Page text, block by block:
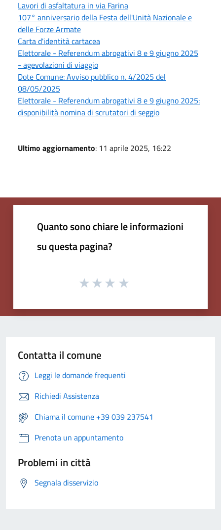
Lavori di asfaltatura in via Farina
107° anniversario della Festa dell'Unità Nazionale e
delle Forze Armate
Carta d'identità cartacea
Elettorale - Referendum abrogativi 8 e 9 giugno 2025
- agevolazioni di viaggio
Dote Comune: Avviso pubblico n. 4/2025 del
08/05/2025
Elettorale - Referendum abrogativi 8 e 9 giugno 2025:
disponibilità nomina di scrutatori di seggio
Ultimo aggiornamento: 11 aprile 2025, 16:22
Quanto sono chiare le informazioni
su questa pagina?
Contatta il comune
Leggi le domande frequenti
Richiedi Assistenza
Chiama il comune +39 039 237541
Prenota un appuntamento
Problemi in città
Segnala disservizio